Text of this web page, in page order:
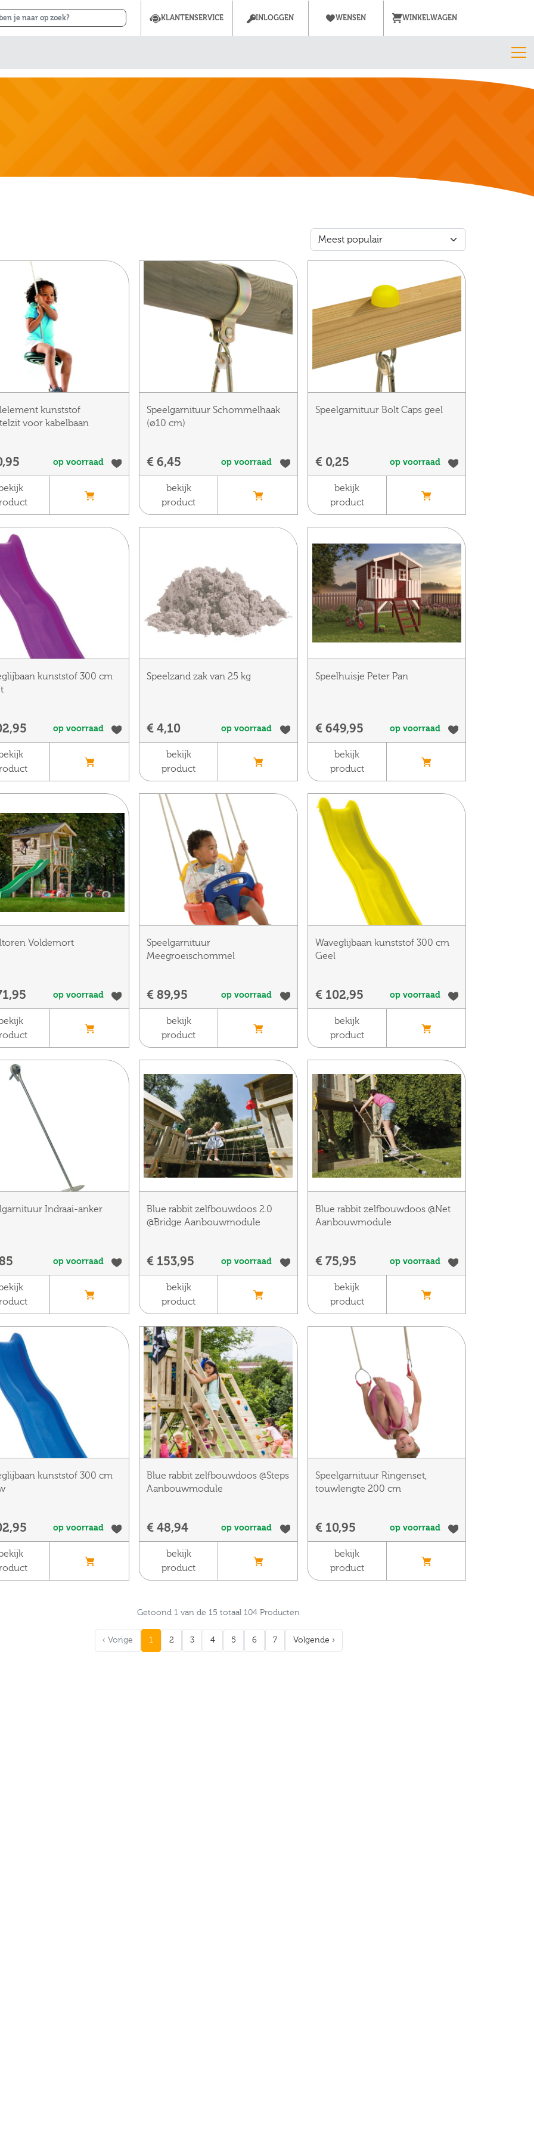
KLANTENSERVICE INLOGGEN WENSEN WINKELWAGEN
kunststof
voor kabelbaan
op voorraad
Speelgarnituur Schommelhaak
(ø10 cm)
€ 6,45 op voorraad
bekijk
product
Speelgarnituur Bolt Caps geel
€ 0,25 op voorraad
bekijk
product
kunststof 300 cm
op voorraad
Speelzand zak van 25 kg
€ 4,10 op voorraad
bekijk
product
Speelhuisje Peter Pan
€ 649,95 op voorraad
bekijk
product
Voldemort
op voorraad
Speelgarnituur
Meegroeischommel
€ 89,95 op voorraad
bekijk
product
Waveglijbaan kunststof 300 cm
Geel
€ 102,95 op voorraad
bekijk
product
Indraai-anker
op voorraad
Blue rabbit zelfbouwdoos 2.0
@Bridge Aanbouwmodule
€ 153,95 op voorraad
bekijk
product
Blue rabbit zelfbouwdoos @Net
Aanbouwmodule
€ 75,95 op voorraad
bekijk
product
kunststof 300 cm
op voorraad
Blue rabbit zelfbouwdoos @Steps
Aanbouwmodule
€ 48,94 op voorraad
bekijk
product
Speelgarnituur Ringenset,
touwlengte 200 cm
€ 10,95 op voorraad
bekijk
product
Getoond 1 van de 15 totaal 104 Producten
‹ Vorige 1 2 3 4 5 6 7 Volgende ›